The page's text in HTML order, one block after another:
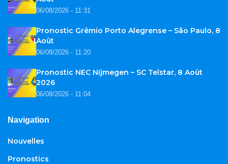
06/08/2026 - 11:31
Pronostic Grêmio Porto Alegrense – São Paulo, 8
Août
06/08/2026 - 11:20
Pronostic NEC Nijmegen – SC Telstar, 8 Août
2026
06/08/2026 - 11:04
Navigation
Nouvelles
Pronostics